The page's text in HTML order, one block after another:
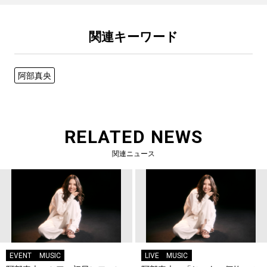
関連キーワード
阿部真央
RELATED NEWS
関連ニュース
EVENT MUSIC LIVE MUSIC